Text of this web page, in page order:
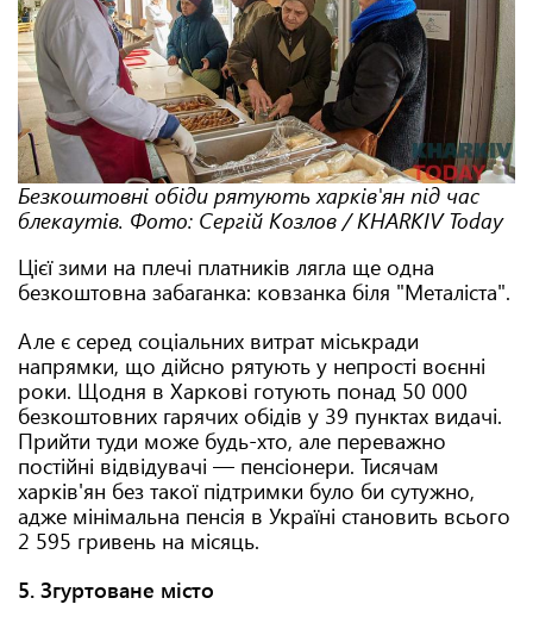
Безкоштовні обіди рятують харків'ян під час
блекаутів. Фото: Сергій Козлов / KHARKIV Today
Цієї зими на плечі платників лягла ще одна
безкоштовна забаганка: ковзанка біля "Металіста".
Але є серед соціальних витрат міськради
напрямки, що дійсно рятують у непрості воєнні
роки. Щодня в Харкові готують понад 50 000
безкоштовних гарячих обідів у 39 пунктах видачі.
Прийти туди може будь-хто, але переважно
постійні відвідувачі — пенсіонери. Тисячам
харків'ян без такої підтримки було би сутужно,
адже мінімальна пенсія в Україні становить всього
2 595 гривень на місяць.
5. Згуртоване місто